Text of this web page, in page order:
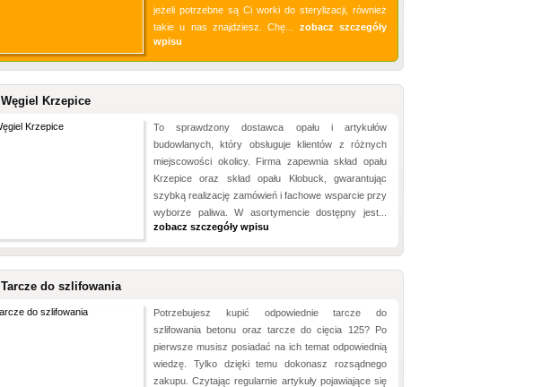
jeżeli potrzebne są Ci worki do sterylizacji, również
takie u nas znajdziesz. Chę... zobacz szczegóły
wpisu
Węgiel Krzepice
To sprawdzony dostawca opału i artykułów
budowlanych, który obsługuje klientów z różnych
miejscowości okolicy. Firma zapewnia skład opału
Krzepice oraz skład opału Kłobuck, gwarantując
szybką realizację zamówień i fachowe wsparcie przy
wyborze paliwa. W asortymencie dostępny jest...
zobacz szczegóły wpisu
Tarcze do szlifowania
Potrzebujesz kupić odpowiednie tarcze do
szlifowania betonu oraz tarcze do cięcia 125? Po
pierwsze musisz posiadać na ich temat odpowiednią
wiedzę. Tylko dzięki temu dokonasz rozsądnego
zakupu. Czytając regularnie artykuły pojawiające się